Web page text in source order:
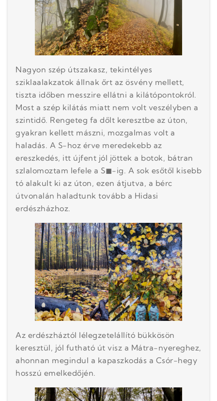
Nagyon szép útszakasz, tekintélyes
sziklaalakzatok állnak őrt az ösvény mellett,
tiszta időben messzire ellátni a kilátópontokról.
Most a szép kilátás miatt nem volt veszélyben a
szintidő. Rengeteg fa dőlt keresztbe az úton,
gyakran kellett mászni, mozgalmas volt a
haladás. A S-hoz érve meredekebb az
ereszkedés, itt újfent jól jöttek a botok, bátran
szlalomoztam lefele a S◼︎-ig. A sok esőtől kisebb
tó alakult ki az úton, ezen átjutva, a bérc
útvonalán haladtunk tovább a Hidasi
erdészházhoz.
Az erdészháztól lélegzetelállító bükkösön
keresztül, jól futható út visz a Mátra-nyereghez,
ahonnan megindul a kapaszkodás a Csór-hegy
hosszú emelkedőjén.